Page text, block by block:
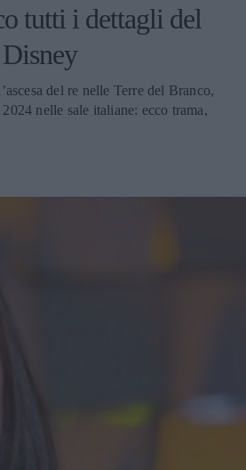
tutti i dettagli del
del re nelle Terre del Branco,
nelle sale italiane: ecco trama,